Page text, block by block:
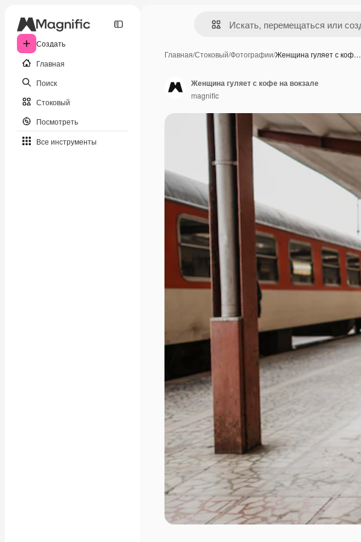
Создать
Главная
Поиск
Стоковый
Посмотреть
Все инструменты
Главная/Стоковый/Фотографии/Женщина гуляет с коф…
Женщина гуляет с кофе на вокзале
magnific